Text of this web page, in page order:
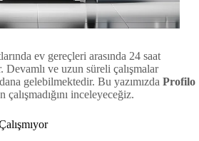
ev gereçleri arasında 24 saat
Devamlı ve uzun süreli çalışmalar
gelebilmektedir. Bu yazımızda Profilo
inceleyeceğiz.